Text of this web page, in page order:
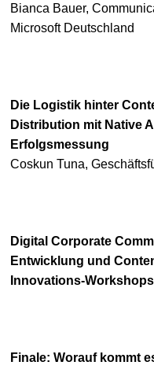
Bianca Bauer,
Microsoft Deutschland
Die Logistik hinter
Distribution mit Native
Erfolgsmessung
Coskun Tuna,
Digital Corporate
Entwicklung und
Innovations-Workshops
Finale: Worauf kommt